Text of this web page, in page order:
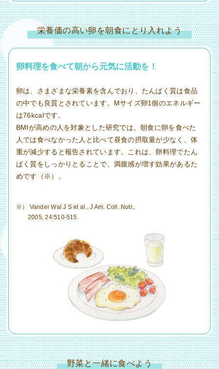
栄養価の高い卵を朝食にとり入れよう
卵料理を食べて朝から元気に活動を！
卵は、さまざまな栄養素を含んでおり、たんぱく質は食品
の中でも良質とされています。Mサイズ卵1個のエネルギー
は76kcalです。
BMIが高めの人を対象とした研究では、朝食に卵を食べた
人では食べなかった人と比べて昼食の摂取量が少なく、体
重が減少すると報告されています。これは、卵料理でたん
ぱく質をしっかりとることで、満腹感が増す効果があるた
めです（※）。
※） Vander Wal J S et al., J Am. Coll. Nutr.,
2005, 24:510-515.
野菜と一緒に食べよう